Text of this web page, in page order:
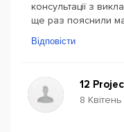
консультації з
ще раз пояснили
Відповісти
12
8